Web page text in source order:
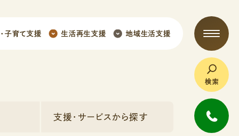
・ 子育て支援 生活再生支援 地域生活支援
検索
支援・サービスから探す